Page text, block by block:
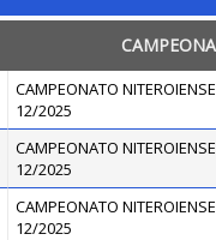
CAMPEONATO
12/2025
CAMPEONATO
12/2025
CAMPEONATO
12/2025